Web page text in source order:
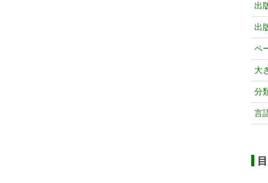
出
出
ペ
大
分
言